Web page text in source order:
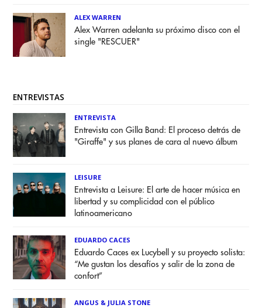
ALEX WARREN
Alex Warren adelanta su próximo disco con el
single "RESCUER"
ENTREVISTAS
ENTREVISTA
Entrevista con Gilla Band: El proceso detrás de
"Giraffe" y sus planes de cara al nuevo álbum
LEISURE
Entrevista a Leisure: El arte de hacer música en
libertad y su complicidad con el público
latinoamericano
EDUARDO CACES
Eduardo Caces ex Lucybell y su proyecto solista:
“Me gustan los desafíos y salir de la zona de
confort”
ANGUS & JULIA STONE